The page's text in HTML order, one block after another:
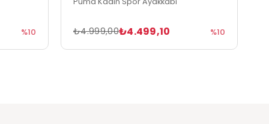
%10 ₺4.499,10
₺4.999,00 %10